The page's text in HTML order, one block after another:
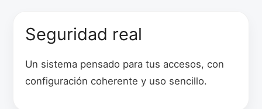
Seguridad real
Un sistema pensado para tus accesos, con
configuración coherente y uso sencillo.